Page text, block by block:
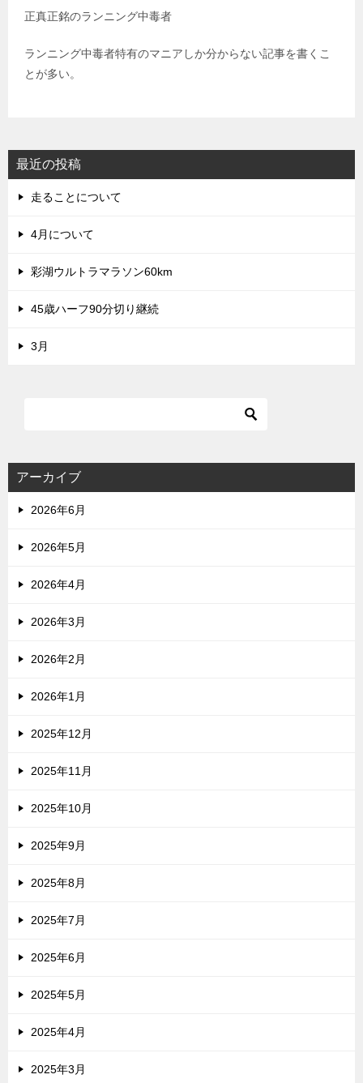
正真正銘のランニング中毒者
ランニング中毒者特有のマニアしか分からない記事を書くこ
とが多い。
最近の投稿
走ることについて
4月について
彩湖ウルトラマラソン60km
45歳ハーフ90分切り継続
3月
アーカイブ
2026年6月
2026年5月
2026年4月
2026年3月
2026年2月
2026年1月
2025年12月
2025年11月
2025年10月
2025年9月
2025年8月
2025年7月
2025年6月
2025年5月
2025年4月
2025年3月